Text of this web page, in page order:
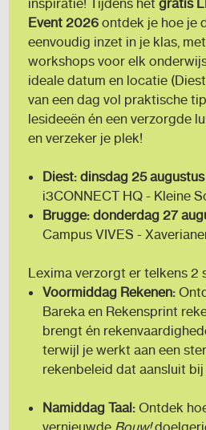
inspiratie! Tijdens het gratis
Event 2026ontdek je hoe je
eenvoudig inzet in je klas,
workshops voor elk
ideale datum en locatie
van een dag vol praktische
lesideeën én een verzorgde
en verzeker je plek!
Diest: dinsdag 25 augustus
i3CONNECT HQ - Kleine
Brugge: donderdag 27
Campus VIVES -
Lexima verzorgt er telkens 2
Voormiddag Rekenen:
Bareka en Rekensprint
brengt én
terwijl je werkt aan een
rekenbeleid dat aansluit
Namiddag Taal:Ontdek